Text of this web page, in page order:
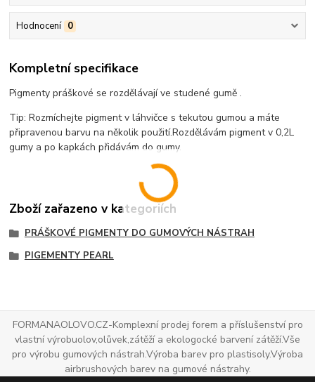
Hodnocení 0
Kompletní specifikace
Pigmenty práškové se rozdělávají ve studené gumě .
Tip: Rozmíchejte pigment v láhvičce s tekutou gumou a máte
připravenou barvu na několik použití.Rozdělávám pigment v 0,2L
gumy a po kapkách přidávám do gumy.
Zboží zařazeno v kategoriích
PRÁŠKOVÉ PIGMENTY DO GUMOVÝCH NÁSTRAH
PIGEMENTY PEARL
FORMANAOLOVO.CZ-Komplexní prodej forem a příslušenství pro
vlastní výrobuolov,olůvek,zátěží a ekologocké barvení zátěží.Vše
pro výrobu gumových nástrah.Výroba barev pro plastisoly.Výroba
airbrushových barev na gumové nástrahy.